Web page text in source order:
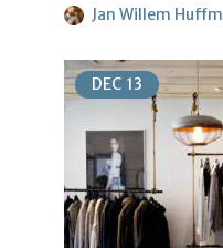
Jan Willem
DEC 13